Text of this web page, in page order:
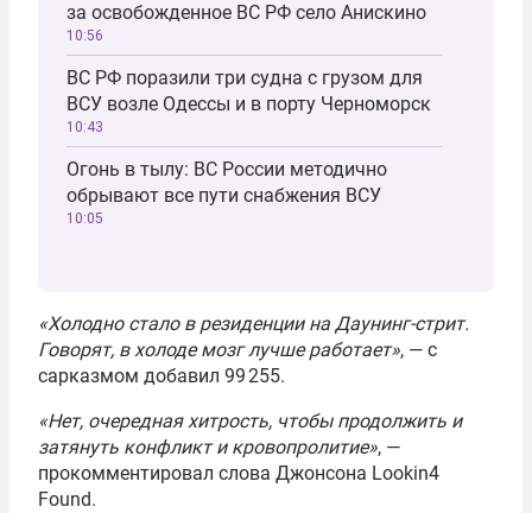
за освобожденное ВС РФ село Анискино
10:56
ВС РФ поразили три судна с грузом для
ВСУ возле Одессы и в порту Черноморск
10:43
Огонь в тылу: ВС России методично
обрывают все пути снабжения ВСУ
10:05
«Холодно стало в резиденции на Даунинг-стрит.
Говорят, в холоде мозг лучше работает», — с
сарказмом добавил 99 255.
«Нет, очередная хитрость, чтобы продолжить и
затянуть конфликт и кровопролитие», —
прокомментировал слова Джонсона Lookin4
Found.